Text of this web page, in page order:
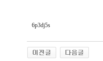
6p3dj5s